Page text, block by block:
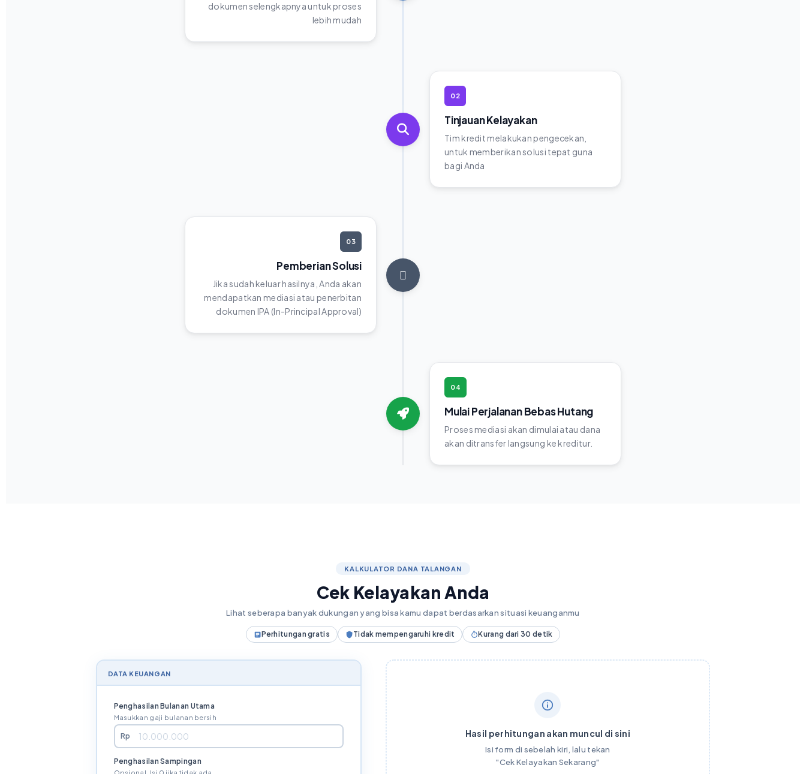
dokumen selengkapnya untuk proses
lebih mudah
02
Tinjauan Kelayakan
Tim kredit melakukan pengecekan,
untuk memberikan solusi tepat guna
bagi Anda
03
Pemberian Solusi
Jika sudah keluar hasilnya, Anda akan
mendapatkan mediasi atau penerbitan
dokumen IPA (In-Principal Approval)
04
Mulai Perjalanan Bebas Hutang
Proses mediasi akan dimulai atau dana
akan ditransfer langsung ke kreditur.
KALKULATOR DANA TALANGAN
Cek Kelayakan Anda
Lihat seberapa banyak dukungan yang bisa kamu dapat berdasarkan situasi keuanganmu
Perhitungan gratis Tidak mempengaruhi kredit Kurang dari 30 detik
DATA KEUANGAN
Penghasilan Bulanan Utama
Masukkan gaji bulanan bersih
Rp
Penghasilan Sampingan
Hasil perhitungan akan muncul di sini
Isi form di sebelah kiri, lalu tekan
"Cek Kelayakan Sekarang"